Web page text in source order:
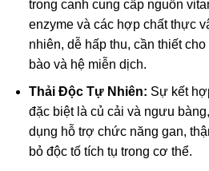
trong canh cung cấp nguồn
enzyme và các hợp chất thực
nhiên, dễ hấp thu, cần thiết
bào và hệ miễn dịch.
Thải Độc Tự Nhiên: Sự kết
đặc biệt là củ cải và ngưu
dụng hỗ trợ chức năng gan,
bỏ độc tố tích tụ trong cơ thể.